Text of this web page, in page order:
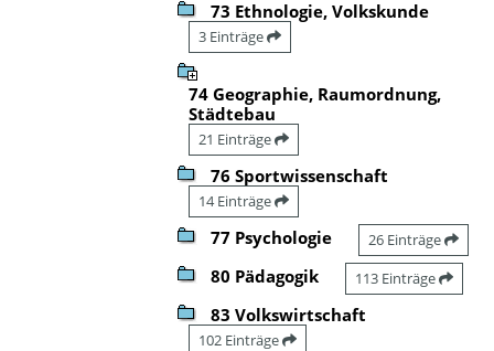
73 Ethnologie, Volkskunde
3 Einträge
74 Geographie, Raumordnung,
Städtebau
21 Einträge
76 Sportwissenschaft
14 Einträge
77 Psychologie 26 Einträge
80 Pädagogik 113 Einträge
83 Volkswirtschaft
102 Einträge